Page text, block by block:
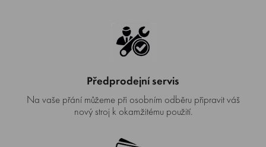
Předprodejní servis
Na vaše přání můžeme při osobním odběru připravit váš
nový stroj k okamžitému použití.